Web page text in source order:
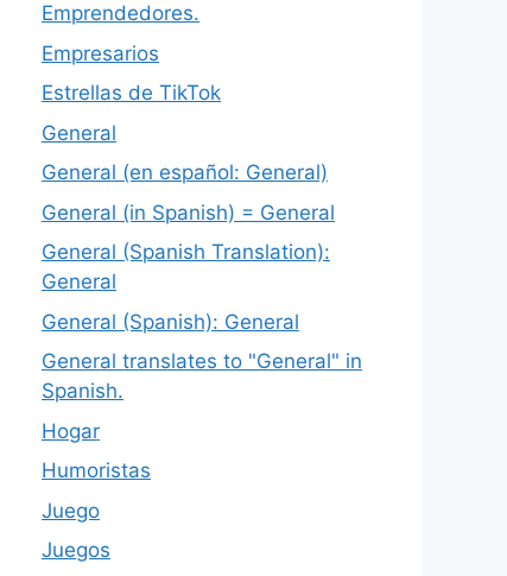
Emprendedores.
Empresarios
Estrellas de TikTok
General
General (en español: General)
General (in Spanish) = General
General (Spanish Translation):
General
General (Spanish): General
General translates to "General" in
Spanish.
Hogar
Humoristas
Juego
Juegos